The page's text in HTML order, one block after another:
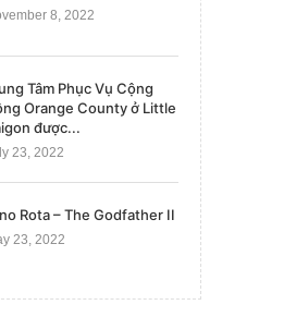
8, 2022
Tâm Phục Vụ Cộng
Orange County ở Little
được...
23, 2022
Rota – The Godfather II
23, 2022